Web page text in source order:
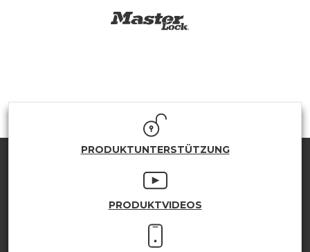
PRODUKTUNTERSTÜTZUNG
PRODUKTVIDEOS